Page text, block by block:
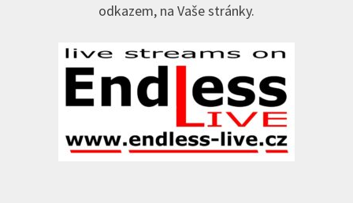
odkazem, na Vaše stránky.